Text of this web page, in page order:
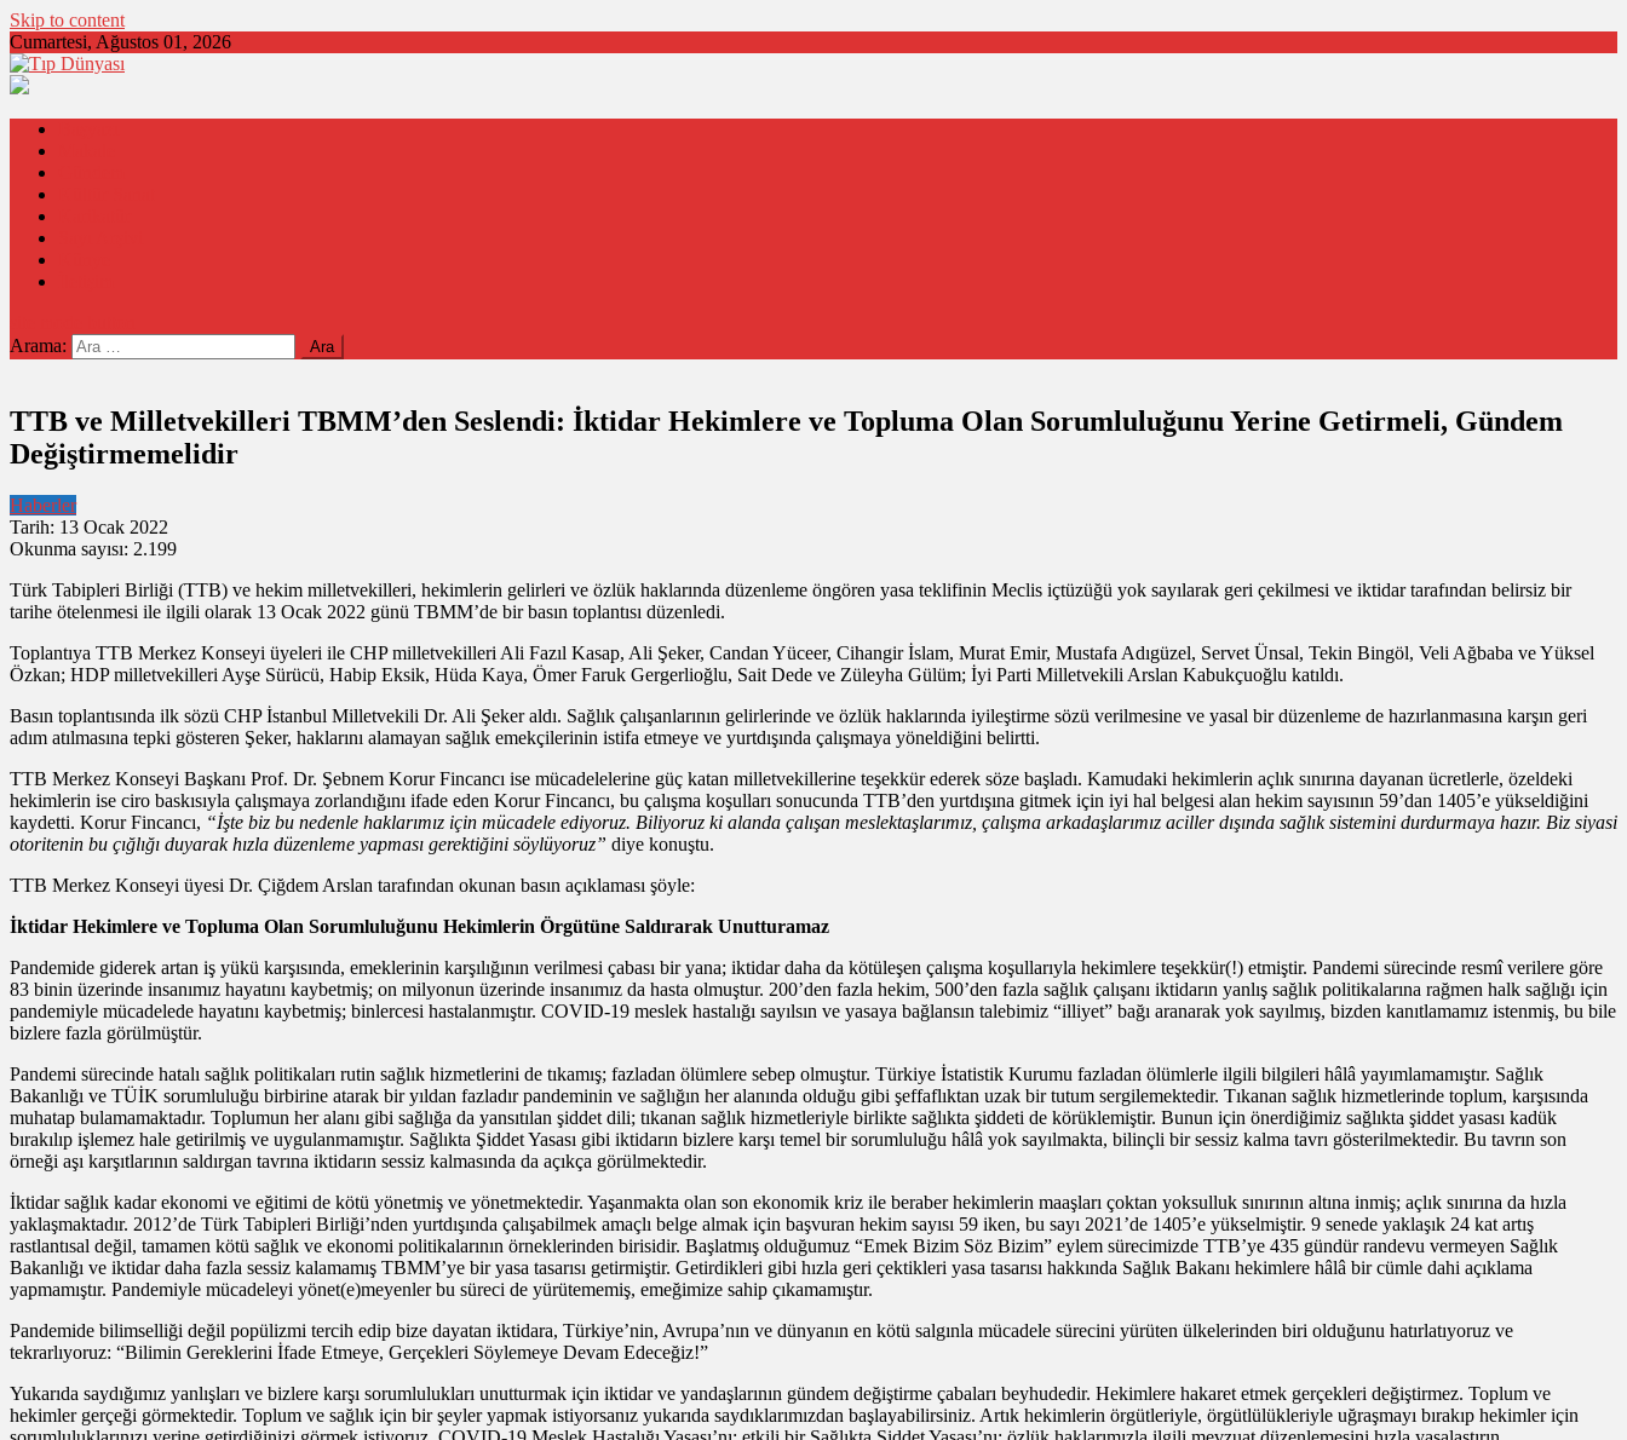
Skip to content
Cumartesi, Ağustos 01, 2026
Arama:
TTB ve Milletvekilleri TBMM’den Seslendi: İktidar Hekimlere ve Topluma Olan Sorumluluğunu Yerine Getirmeli, Gündem
Değiştirmemelidir
Haberler
Tarih: 13 Ocak 2022
Okunma sayısı: 2.199
Türk Tabipleri Birliği (TTB) ve hekim milletvekilleri, hekimlerin gelirleri ve özlük haklarında düzenleme öngören yasa teklifinin Meclis içtüzüğü yok sayılarak geri çekilmesi ve iktidar tarafından belirsiz bir
tarihe ötelenmesi ile ilgili olarak 13 Ocak 2022 günü TBMM’de bir basın toplantısı düzenledi.
Toplantıya TTB Merkez Konseyi üyeleri ile CHP milletvekilleri Ali Fazıl Kasap, Ali Şeker, Candan Yüceer, Cihangir İslam, Murat Emir, Mustafa Adıgüzel, Servet Ünsal, Tekin Bingöl, Veli Ağbaba ve Yüksel
Özkan; HDP milletvekilleri Ayşe Sürücü, Habip Eksik, Hüda Kaya, Ömer Faruk Gergerlioğlu, Sait Dede ve Züleyha Gülüm; İyi Parti Milletvekili Arslan Kabukçuoğlu katıldı.
Basın toplantısında ilk sözü CHP İstanbul Milletvekili Dr. Ali Şeker aldı. Sağlık çalışanlarının gelirlerinde ve özlük haklarında iyileştirme sözü verilmesine ve yasal bir düzenleme de hazırlanmasına karşın geri
adım atılmasına tepki gösteren Şeker, haklarını alamayan sağlık emekçilerinin istifa etmeye ve yurtdışında çalışmaya yöneldiğini belirtti.
TTB Merkez Konseyi Başkanı Prof. Dr. Şebnem Korur Fincancı ise mücadelelerine güç katan milletvekillerine teşekkür ederek söze başladı. Kamudaki hekimlerin açlık sınırına dayanan ücretlerle, özeldeki
hekimlerin ise ciro baskısıyla çalışmaya zorlandığını ifade eden Korur Fincancı, bu çalışma koşulları sonucunda TTB’den yurtdışına gitmek için iyi hal belgesi alan hekim sayısının 59’dan 1405’e yükseldiğini
kaydetti. Korur Fincancı, “İşte biz bu nedenle haklarımız için mücadele ediyoruz. Biliyoruz ki alanda çalışan meslektaşlarımız, çalışma arkadaşlarımız aciller dışında sağlık sistemini durdurmaya hazır. Biz siyasi
otoritenin bu çığlığı duyarak hızla düzenleme yapması gerektiğini söylüyoruz” diye konuştu.
TTB Merkez Konseyi üyesi Dr. Çiğdem Arslan tarafından okunan basın açıklaması şöyle:
İktidar Hekimlere ve Topluma Olan Sorumluluğunu Hekimlerin Örgütüne Saldırarak Unutturamaz
Pandemide giderek artan iş yükü karşısında, emeklerinin karşılığının verilmesi çabası bir yana; iktidar daha da kötüleşen çalışma koşullarıyla hekimlere teşekkür(!) etmiştir. Pandemi sürecinde resmî verilere göre
83 binin üzerinde insanımız hayatını kaybetmiş; on milyonun üzerinde insanımız da hasta olmuştur. 200’den fazla hekim, 500’den fazla sağlık çalışanı iktidarın yanlış sağlık politikalarına rağmen halk sağlığı için
pandemiyle mücadelede hayatını kaybetmiş; binlercesi hastalanmıştır. COVID-19 meslek hastalığı sayılsın ve yasaya bağlansın talebimiz “illiyet” bağı aranarak yok sayılmış, bizden kanıtlamamız istenmiş, bu bile
bizlere fazla görülmüştür.
Pandemi sürecinde hatalı sağlık politikaları rutin sağlık hizmetlerini de tıkamış; fazladan ölümlere sebep olmuştur. Türkiye İstatistik Kurumu fazladan ölümlerle ilgili bilgileri hâlâ yayımlamamıştır. Sağlık
Bakanlığı ve TÜİK sorumluluğu birbirine atarak bir yıldan fazladır pandeminin ve sağlığın her alanında olduğu gibi şeffaflıktan uzak bir tutum sergilemektedir. Tıkanan sağlık hizmetlerinde toplum, karşısında
muhatap bulamamaktadır. Toplumun her alanı gibi sağlığa da yansıtılan şiddet dili; tıkanan sağlık hizmetleriyle birlikte sağlıkta şiddeti de körüklemiştir. Bunun için önerdiğimiz sağlıkta şiddet yasası kadük
bırakılıp işlemez hale getirilmiş ve uygulanmamıştır. Sağlıkta Şiddet Yasası gibi iktidarın bizlere karşı temel bir sorumluluğu hâlâ yok sayılmakta, bilinçli bir sessiz kalma tavrı gösterilmektedir. Bu tavrın son
örneği aşı karşıtlarının saldırgan tavrına iktidarın sessiz kalmasında da açıkça görülmektedir.
İktidar sağlık kadar ekonomi ve eğitimi de kötü yönetmiş ve yönetmektedir. Yaşanmakta olan son ekonomik kriz ile beraber hekimlerin maaşları çoktan yoksulluk sınırının altına inmiş; açlık sınırına da hızla
yaklaşmaktadır. 2012’de Türk Tabipleri Birliği’nden yurtdışında çalışabilmek amaçlı belge almak için başvuran hekim sayısı 59 iken, bu sayı 2021’de 1405’e yükselmiştir. 9 senede yaklaşık 24 kat artış
rastlantısal değil, tamamen kötü sağlık ve ekonomi politikalarının örneklerinden birisidir. Başlatmış olduğumuz “Emek Bizim Söz Bizim” eylem sürecimizde TTB’ye 435 gündür randevu vermeyen Sağlık
Bakanlığı ve iktidar daha fazla sessiz kalamamış TBMM’ye bir yasa tasarısı getirmiştir. Getirdikleri gibi hızla geri çektikleri yasa tasarısı hakkında Sağlık Bakanı hekimlere hâlâ bir cümle dahi açıklama
yapmamıştır. Pandemiyle mücadeleyi yönet(e)meyenler bu süreci de yürütememiş, emeğimize sahip çıkamamıştır.
Pandemide bilimselliği değil popülizmi tercih edip bize dayatan iktidara, Türkiye’nin, Avrupa’nın ve dünyanın en kötü salgınla mücadele sürecini yürüten ülkelerinden biri olduğunu hatırlatıyoruz ve
tekrarlıyoruz: “Bilimin Gereklerini İfade Etmeye, Gerçekleri Söylemeye Devam Edeceğiz!”
Yukarıda saydığımız yanlışları ve bizlere karşı sorumlulukları unutturmak için iktidar ve yandaşlarının gündem değiştirme çabaları beyhudedir. Hekimlere hakaret etmek gerçekleri değiştirmez. Toplum ve
hekimler gerçeği görmektedir. Toplum ve sağlık için bir şeyler yapmak istiyorsanız yukarıda saydıklarımızdan başlayabilirsiniz. Artık hekimlerin örgütleriyle, örgütlülükleriyle uğraşmayı bırakıp hekimler için